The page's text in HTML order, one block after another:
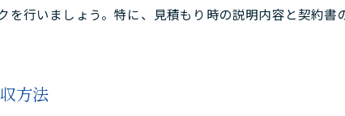
行いましょう。特に、見積もり時の説明内容と契約
方法